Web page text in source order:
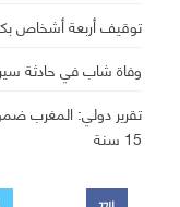
توقيف أربعة أشخاص
وفاة شاب في حادثة
تقرير دولي: المغرب
15 سنة